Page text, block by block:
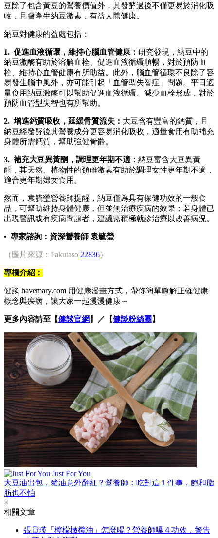
豆除了包含黃豆的營養價值外，其發酵過後不僅更易於消化吸
收，且會產生納豆激素，有益人體健康。
納豆對健康的益處包括：
1. 促進血液循環，維持心腦血管健康： 研究發現，納豆中的
納豆激酶有助於溶解血栓、促進血液循環順暢，對於預防血
栓、維持心血管健康有所助益。此外，腦血管循環不良除了容
易發生腦中風外，亦可能引起「血管型失智症」問題。平日適
量食用納豆激酶可以幫助促進血液循環、減少血栓形成，對於
預防血管型失智也有所幫助。
2. 增進鈣質吸收，延緩骨質流失： 大豆含有豐富的鈣質，且
納豆經發酵後其營養成分更容易消化吸收，適量食用有助補充
身體所需鈣質，幫助強健骨骼。
3. 補充大豆異黃酮，調理更年期不適： 納豆富含大豆異黃
酮，其天然、植物性的類雌激素有助於調理女性更年期不適，
適合更年期婦女食用。
然而，袁毓瑩營養師提醒，納豆僅為具有保健功效的一般食
品，可幫助維持身體健康，但並無治療疾病的效果；若身體已
出現警訊或有疾病問題者，建議需積極就診治療以改善病況。
• 專家諮詢：資深營養師 袁毓瑩
（圖片來源：Pakutaso 22836）
專欄介紹：
健談 havemary.com 用健康漫畫方式，帶你簡單瞭解正確健康
概念與疾病，讓大家一起漫漫健康～
更多內容請至【健談官網 】／【健談粉絲團 】
Just For You
大豆油出包，豬油意外翻紅？營養師：吃對這１件事，飽和脂
肪也不怕
×
相關文章
張員瑛「檸檬橄欖油」怎麼喝？營養師曝４功效，警告